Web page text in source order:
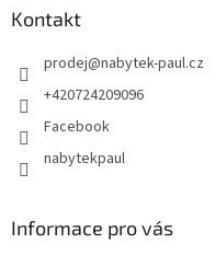
Kontakt
prodej@nabytek-paul.cz
+420724209096
Facebook
nabytekpaul
Informace pro vás